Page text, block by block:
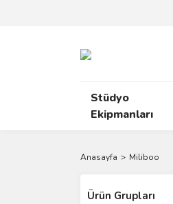
Stüdyo
Ekipmanları
Anasayfa Miliboo
Ürün Grupları